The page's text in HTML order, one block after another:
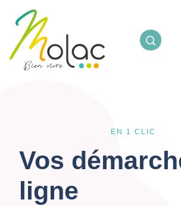
EN 1 CLIC
Vos
ligne